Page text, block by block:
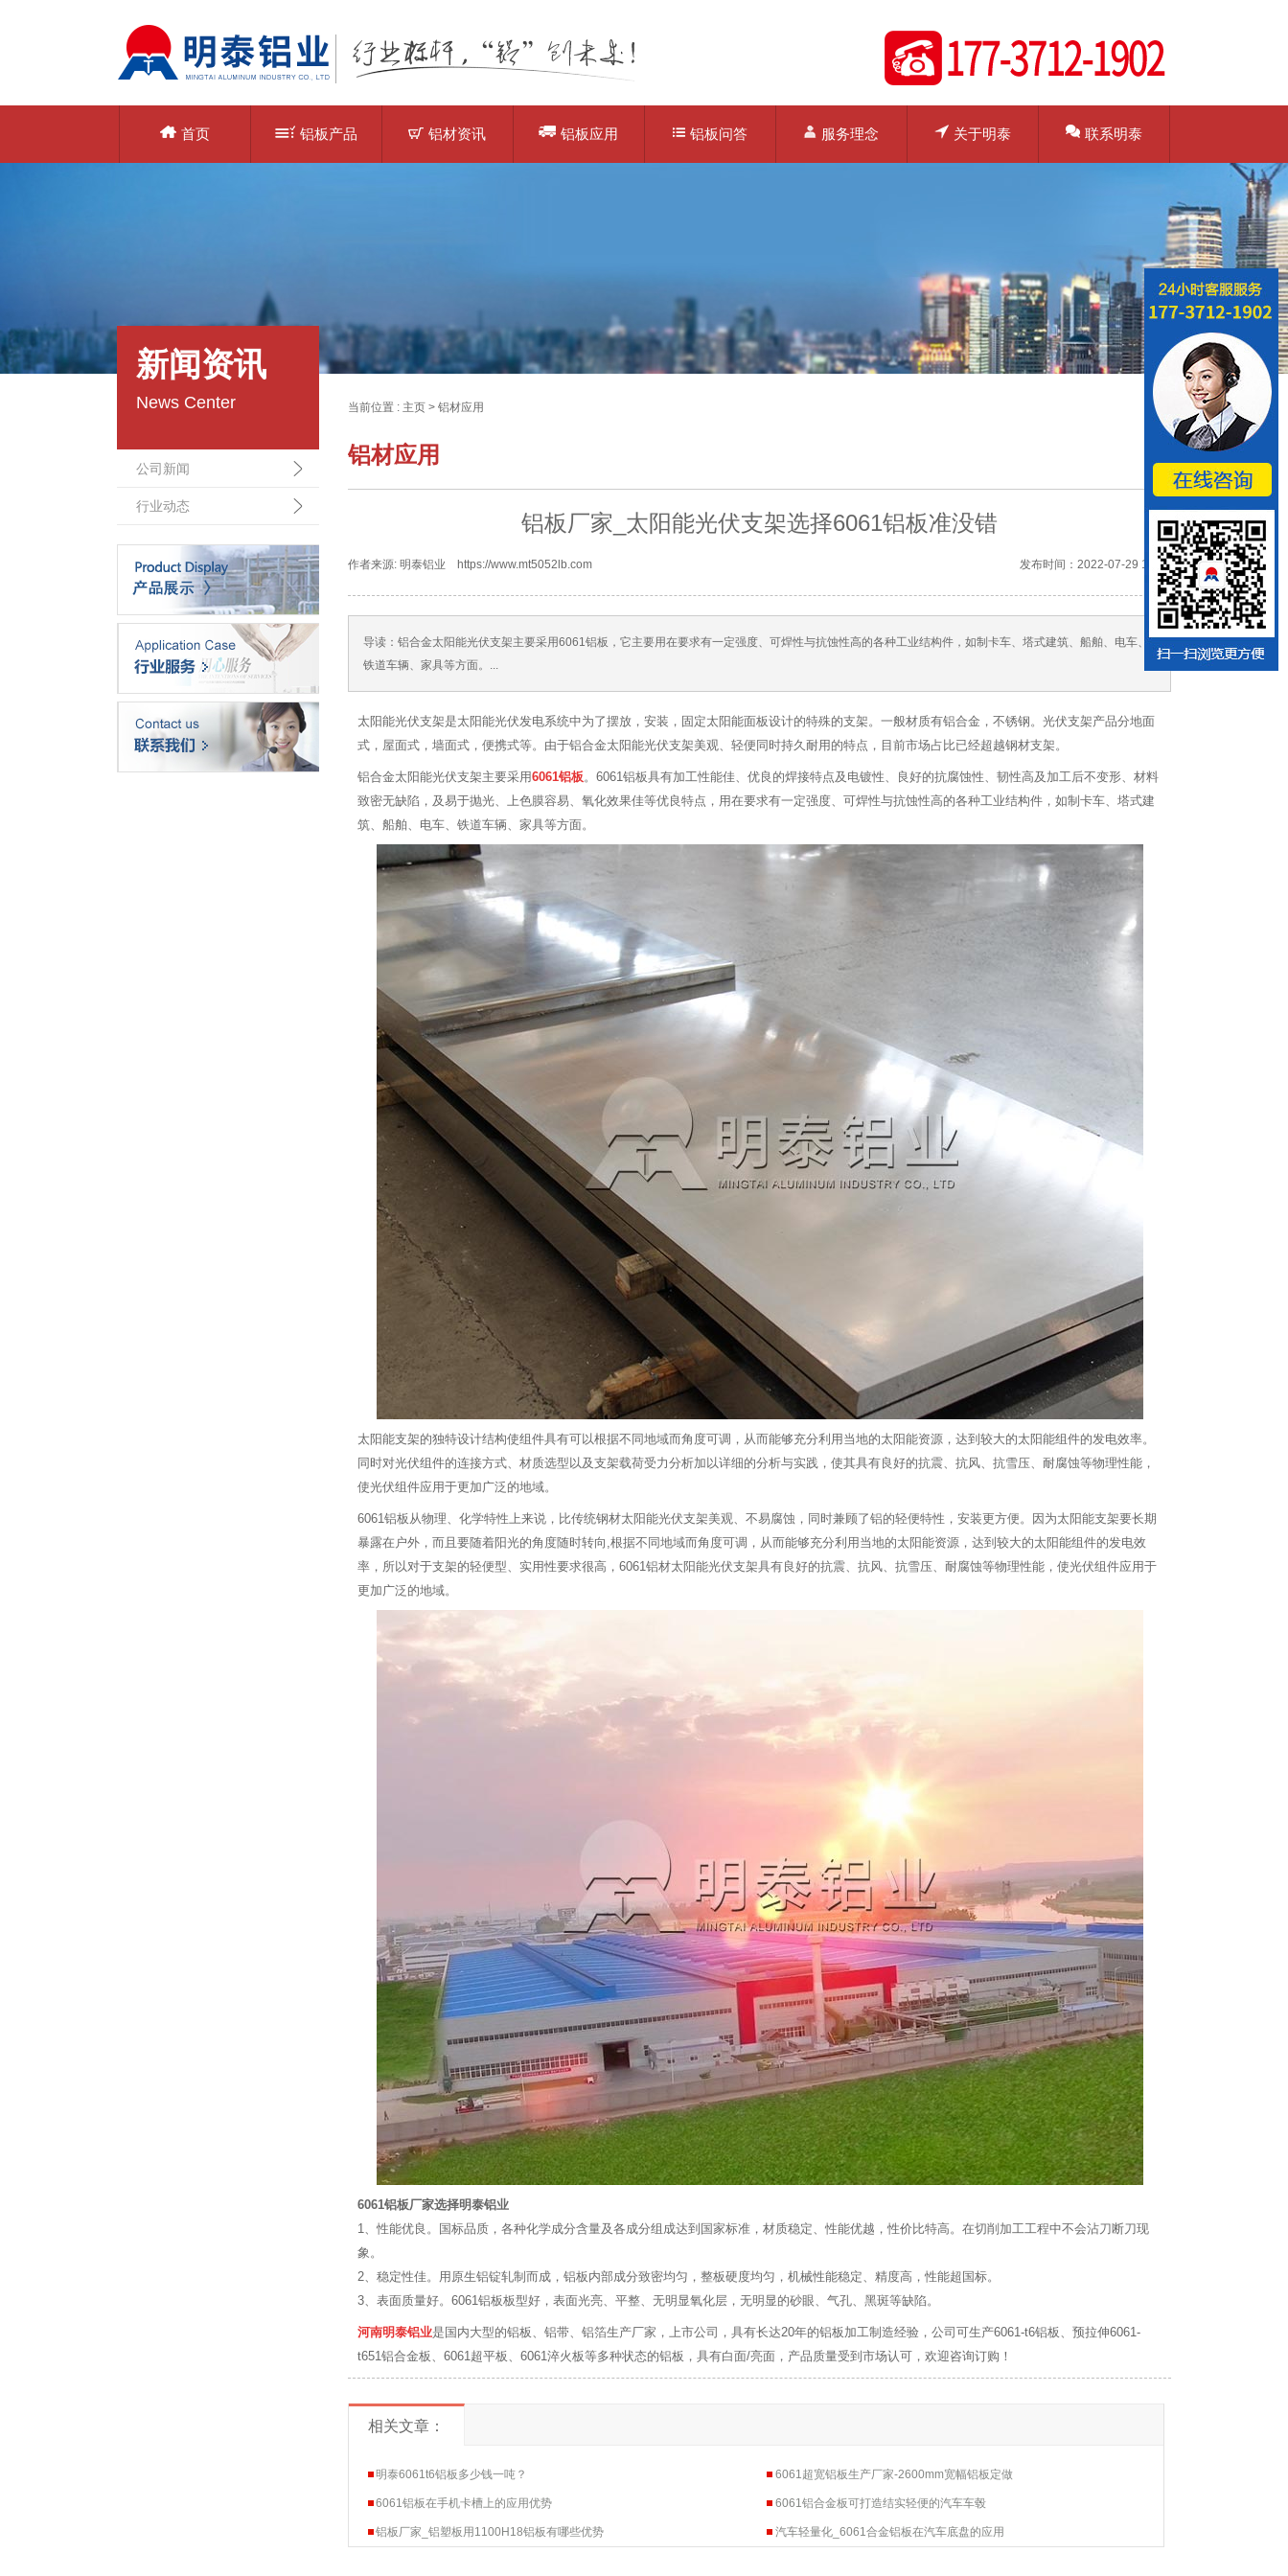
首页 铝板产品 铝材资讯 铝板应用 铝板问答 服务理念 关于明泰 联系明泰
新闻资讯
News Center
公司新闻
行业动态
当前位置 : 主页 > 铝材应用
铝材应用
铝板厂家_太阳能光伏支架选择6061铝板准没错
作者来源: 明泰铝业 https://www.mt5052lb.com 发布时间：2022-07-29 13:11
导读： 铝合金太阳能光伏支架主要采用6061铝板，它主要用在要求有一定强度、可焊性与抗蚀性高的各种工业结构件，如制卡车、塔式建筑、船舶、电车、
铁道车辆、家具等方面。...
太阳能光伏支架是太阳能光伏发电系统中为了摆放，安装，固定太阳能面板设计的特殊的支架。一般材质有铝合金，不锈钢。光伏支架产品分地面
式，屋面式，墙面式，便携式等。由于铝合金太阳能光伏支架美观、轻便同时持久耐用的特点，目前市场占比已经超越钢材支架。
铝合金太阳能光伏支架主要采用6061铝板。6061铝板具有加工性能佳、优良的焊接特点及电镀性、良好的抗腐蚀性、韧性高及加工后不变形、材料
致密无缺陷，及易于抛光、上色膜容易、氧化效果佳等优良特点，用在要求有一定强度、可焊性与抗蚀性高的各种工业结构件，如制卡车、塔式建
筑、船舶、电车、铁道车辆、家具等方面。
太阳能支架的独特设计结构使组件具有可以根据不同地域而角度可调，从而能够充分利用当地的太阳能资源，达到较大的太阳能组件的发电效率。
同时对光伏组件的连接方式、材质选型以及支架载荷受力分析加以详细的分析与实践，使其具有良好的抗震、抗风、抗雪压、耐腐蚀等物理性能，
使光伏组件应用于更加广泛的地域。
6061铝板从物理、化学特性上来说，比传统钢材太阳能光伏支架美观、不易腐蚀，同时兼顾了铝的轻便特性，安装更方便。因为太阳能支架要长期
暴露在户外，而且要随着阳光的角度随时转向,根据不同地域而角度可调，从而能够充分利用当地的太阳能资源，达到较大的太阳能组件的发电效
率，所以对于支架的轻便型、实用性要求很高，6061铝材太阳能光伏支架具有良好的抗震、抗风、抗雪压、耐腐蚀等物理性能，使光伏组件应用于
更加广泛的地域。
6061铝板厂家选择明泰铝业
1、性能优良。国标品质，各种化学成分含量及各成分组成达到国家标准，材质稳定、性能优越，性价比特高。在切削加工工程中不会沾刀断刀现
象。
2、稳定性佳。用原生铝锭轧制而成，铝板内部成分致密均匀，整板硬度均匀，机械性能稳定、精度高，性能超国标。
3、表面质量好。6061铝板板型好，表面光亮、平整、无明显氧化层，无明显的砂眼、气孔、黑斑等缺陷。
河南明泰铝业是国内大型的铝板、铝带、铝箔生产厂家，上市公司，具有长达20年的铝板加工制造经验，公司可生产6061-t6铝板、预拉伸6061-
t651铝合金板、6061超平板、6061淬火板等多种状态的铝板，具有白面/亮面，产品质量受到市场认可，欢迎咨询订购！
相关文章：
明泰6061t6铝板多少钱一吨？ 6061超宽铝板生产厂家-2600mm宽幅铝板定做
6061铝板在手机卡槽上的应用优势 6061铝合金板可打造结实轻便的汽车车毂
铝板厂家_铝塑板用1100H18铝板有哪些优势 汽车轻量化_6061合金铝板在汽车底盘的应用